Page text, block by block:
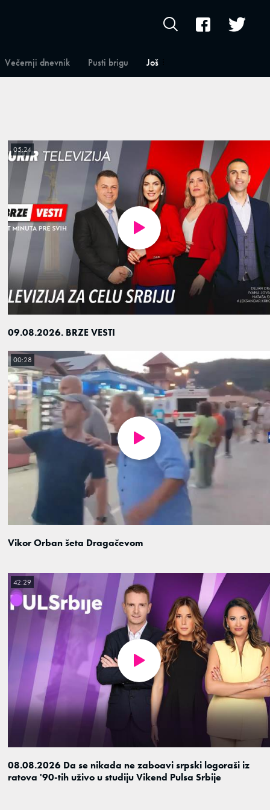
Večernji dnevnik Pusti brigu Još
09.08.2026. BRZE VESTI
05:24
Vikor Orban šeta Dragačevom
00:28
08.08.2026 Da se nikada ne zaboavi srpski logoraši iz
ratova '90-tih uživo u studiju Vikend Pulsa Srbije
42:29